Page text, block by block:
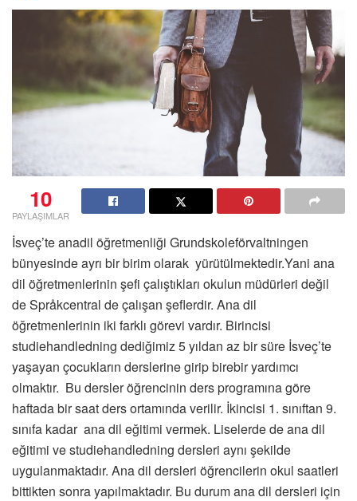
10
PAYLAŞIMLAR
İsveç’te anadil öğretmenliği Grundskoleförvaltningen
bünyesinde ayrı bir birim olarak yürütülmektedir.Yani ana
dil öğretmenlerinin şefi çalıştıkları okulun müdürleri değil
de Språkcentral de çalışan şeflerdir. Ana dil
öğretmenlerinin iki farklı görevi vardır. Birincisi
studiehandledning dediğimiz 5 yıldan az bir süre İsveç’te
yaşayan çocukların derslerine girip birebir yardımcı
olmaktır. Bu dersler öğrencinin ders programına göre
haftada bir saat ders ortamında verilir. İkincisi 1. sınıftan 9.
sınıfa kadar ana dil eğitimi vermek. Liselerde de ana dil
eğitimi ve studiehandledning dersleri aynı şekilde
uygulanmaktadır. Ana dil dersleri öğrencilerin okul saatleri
bittikten sonra yapılmaktadır. Bu durum ana dil dersleri için